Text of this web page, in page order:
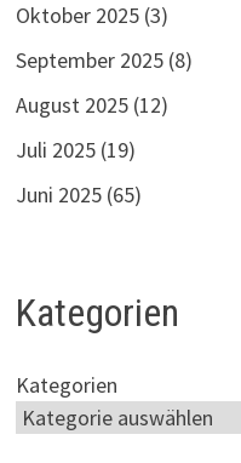
Oktober 2025 (3)
September 2025 (8)
August 2025 (12)
Juli 2025 (19)
Juni 2025 (65)
Kategorien
Kategorien